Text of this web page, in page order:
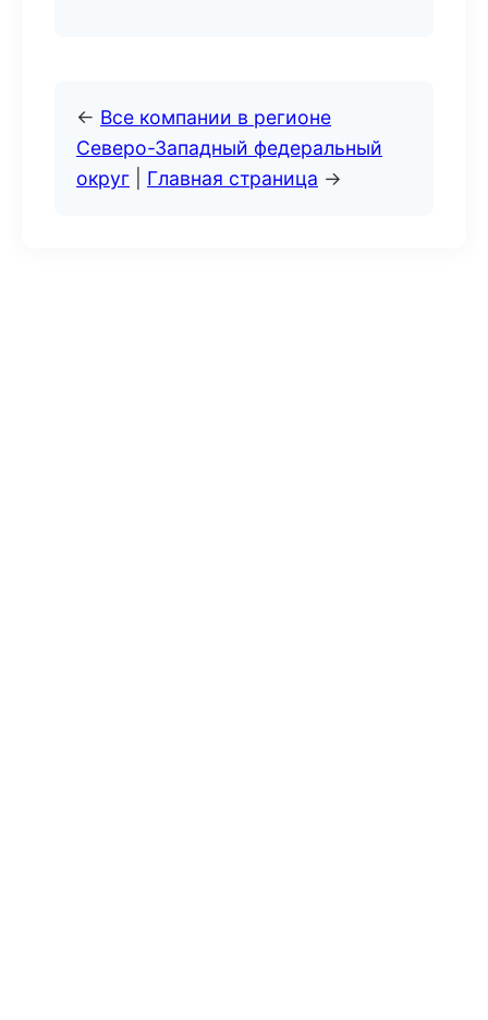
← Все компании в регионе
Северо-Западный федеральный
округ
Главная страница →